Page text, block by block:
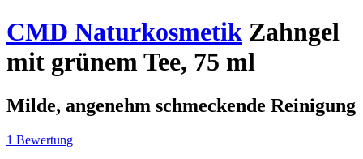
CMD Naturkosmetik Zahngel
mit grünem Tee, 75 ml
Milde, angenehm schmeckende Reinigung
1 Bewertung